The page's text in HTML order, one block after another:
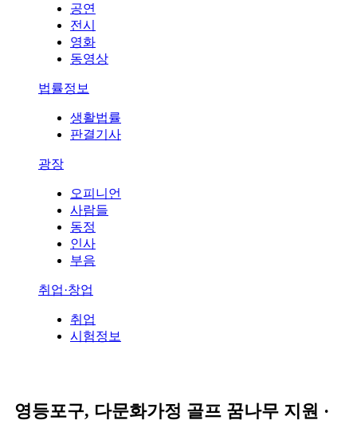
공연
전시
영화
동영상
법률정보
생활법률
판결기사
광장
오피니언
사람들
동정
인사
부음
취업·창업
취업
시험정보
영등포구, 다문화가정 골프 꿈나무 지원 ·